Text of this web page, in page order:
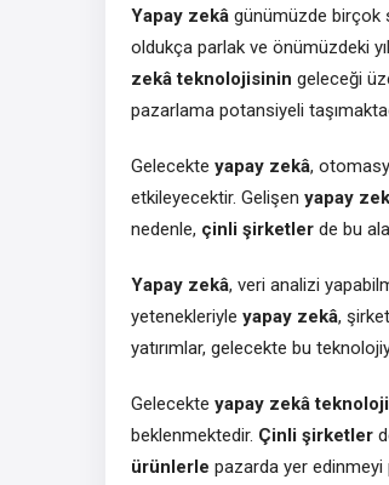
Yapay zekâ günümüzde birçok
oldukça parlak ve önümüzdeki
zekâ teknolojisinin geleceği
pazarlama potansiyeli
Gelecekte yapay zekâ,
etkileyecektir. Gelişen yapay
nedenle, çinli şirketler de bu
Yapay zekâ, veri analizi
yetenekleriyle yapay zekâ,
yatırımlar, gelecekte bu
Gelecekte yapay zekâ
beklenmektedir. Çinli şirketler
ürünlerle pazarda yer edinmeyi